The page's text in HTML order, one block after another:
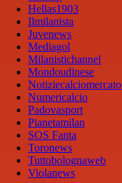
Hellas1903
Ilmilanista
Juvenews
Mediagol
Milanistichannel
Mondoudinese
Notiziecalciomercato
Numericalcio
Padovasport
Pianetamilan
SOS Fanta
Toronews
Tuttobolognaweb
Violanews